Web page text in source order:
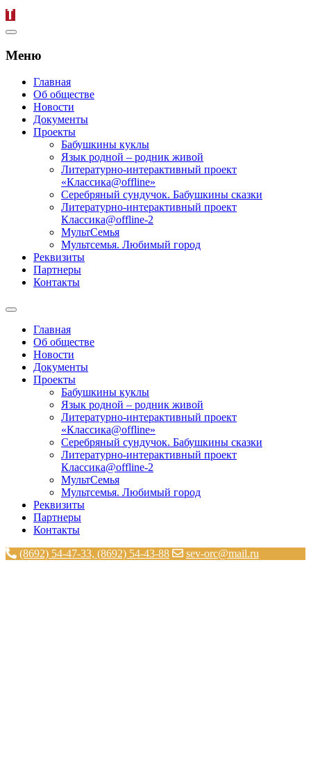
Меню
Главная
Об обществе
Новости
Документы
Проекты
Бабушкины куклы
Язык родной – родник живой
Литературно-интерактивный проект
«Классика@offline»
Серебряный сундучок. Бабушкины сказки
Литературно-интерактивный проект
Классика@offline-2
МультСемья
Мультсемья. Любимый город
Реквизиты
Партнеры
Контакты
Главная
Об обществе
Новости
Документы
Проекты
Бабушкины куклы
Язык родной – родник живой
Литературно-интерактивный проект
«Классика@offline»
Серебряный сундучок. Бабушкины сказки
Литературно-интерактивный проект
Классика@offline-2
МультСемья
Мультсемья. Любимый город
Реквизиты
Партнеры
Контакты
(8692) 54-47-33, (8692) 54-43-88
sev-orc@mail.ru